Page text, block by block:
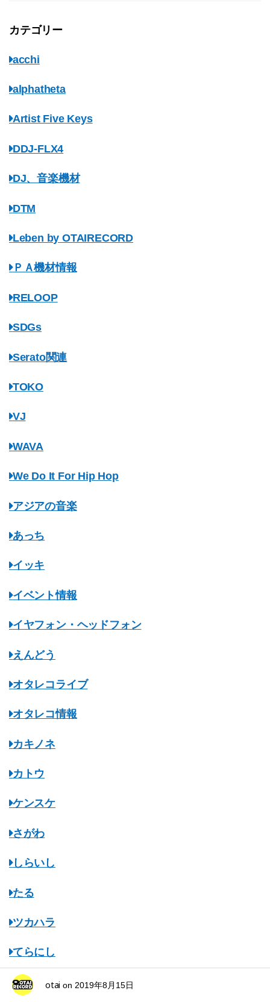
カテゴリー
acchi
alphatheta
Artist Five Keys
DDJ-FLX4
DJ、音楽機材
DTM
Leben by OTAIRECORD
ＰＡ機材情報
RELOOP
SDGs
Serato関連
TOKO
VJ
WAVA
We Do It For Hip Hop
アジアの音楽
あっち
イッキ
イベント情報
イヤフォン・ヘッドフォン
えんどう
オタレコライブ
オタレコ情報
カキノネ
カトウ
ケンスケ
さがわ
しらいし
たる
ツカハラ
てらにし
ながはし
otai on 2019年8月15日